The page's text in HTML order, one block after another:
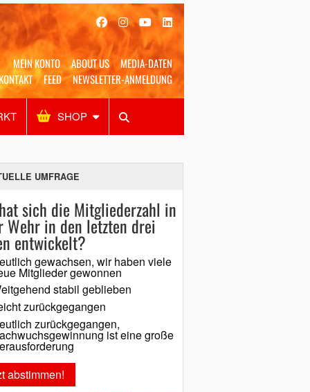
MEIN KONTO ABOUT US
MEDIA-DATEN
FEED NEWSLETTER-ANMELDUNG
SHOP
Alles Shop SUCHEN
UMFRAGE
sich die Mitgliederzahl in
Wehr in den letzten drei
entwickelt?
gewachsen, wir haben viele
Mitglieder gewonnen
stabil geblieben
zurückgegangen
zurückgegangen,
ist eine große